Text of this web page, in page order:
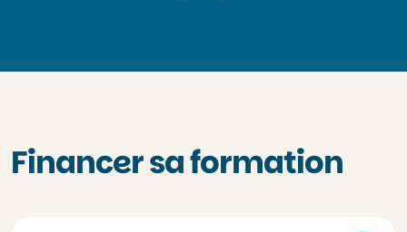
Financer sa formation